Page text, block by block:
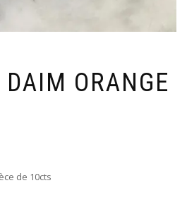
ORANGE
de 10cts